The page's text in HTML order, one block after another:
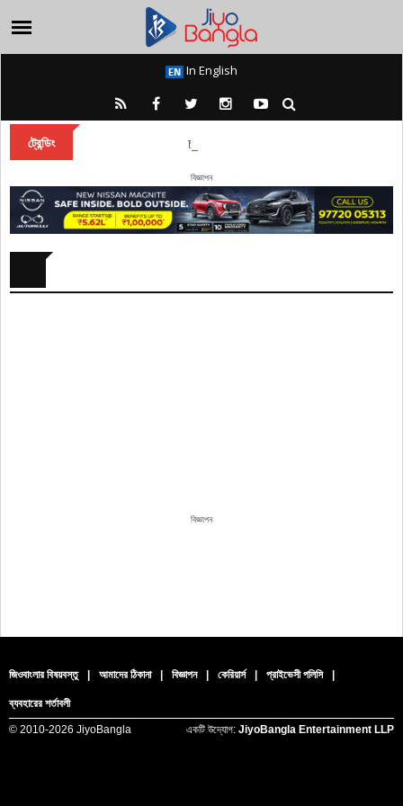
In English
ট্রেন্ডিং চূড়ামণ জমিদারবাড়ির পুজোয় ৩০০ বছর ধরে
বিজ্ঞাপন
জিওবাংলার বিষয়বস্তু | আমাদের ঠিকানা | বিজ্ঞাপন | কেরিয়ার্স | প্রাইভেসী পলিসি |
ব্যবহারের শর্তাবলী
© 2010-2026 JiyoBangla একটি উদ্যোগ: JiyoBangla Entertainment LLP
বিজ্ঞাপন